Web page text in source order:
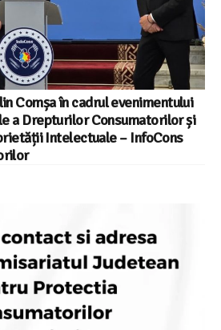
Comșa în cadrul evenimentului
a Drepturilor Consumatorilor și
Intelectuale – InfoCons